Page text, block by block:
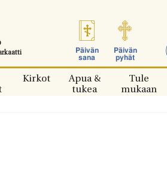
Päivän
sana
Päivän
pyhät
Kirkot
Apua &
tukea
Tule
mukaan